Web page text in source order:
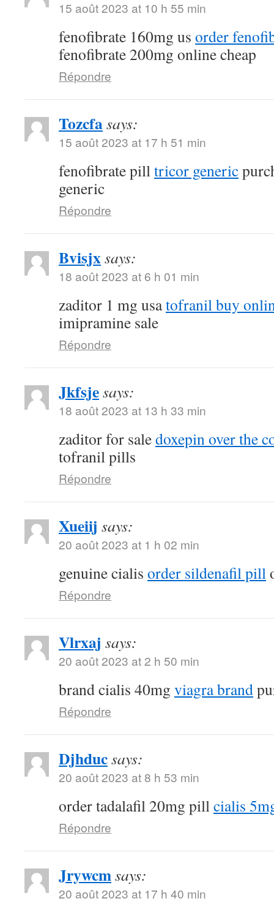
15 août 2023 at 10 h 55 min
fenofibrate 160mg us order
fenofibrate 200mg online cheap
Répondre
Tozcfasays:
15 août 2023 at 17 h 51 min
fenofibrate pilltricor generic
generic
Répondre
Bvisjxsays:
18 août 2023 at 6 h 01 min
zaditor 1 mg usatofranil buy
imipramine sale
Répondre
Jkfsjesays:
18 août 2023 at 13 h 33 min
zaditor for saledoxepin over the
tofranil pills
Répondre
Xueiij says:
20 août 2023 at 1 h 02 min
genuine cialis order sildenafil pill
Répondre
Vlrxaj says:
20 août 2023 at 2 h 50 min
brand cialis 40mg viagra brand
Répondre
Djhducsays:
20 août 2023 at 8 h 53 min
order tadalafil 20mg pillcialis
Répondre
Jrywcmsays:
20 août 2023 at 17 h 40 min